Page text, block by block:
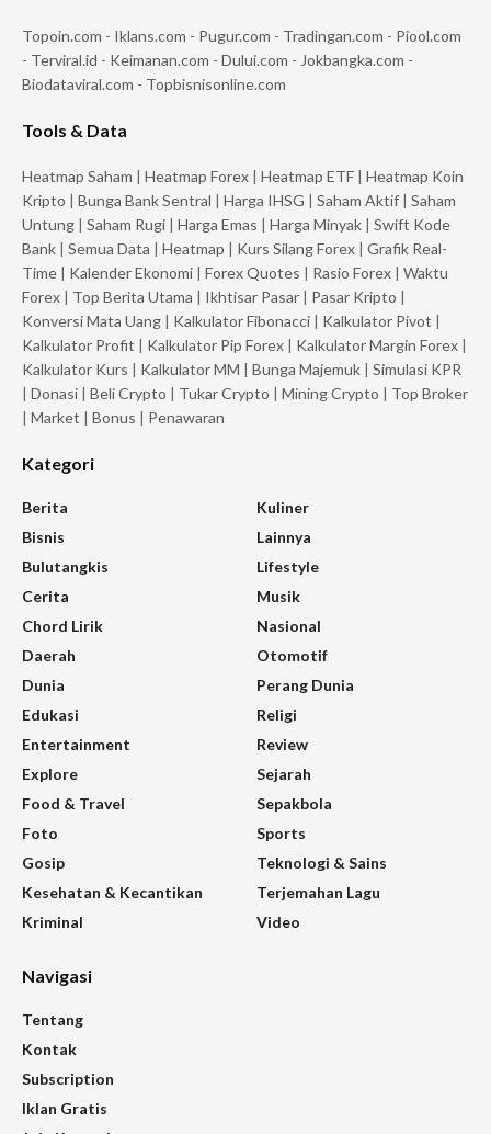
Topoin.com - Iklans.com - Pugur.com - Tradingan.com - Piool.com
- Terviral.id - Keimanan.com - Dului.com - Jokbangka.com -
Biodataviral.com - Topbisnisonline.com
Tools & Data
Heatmap Saham | Heatmap Forex | Heatmap ETF | Heatmap Koin
Kripto | Bunga Bank Sentral | Harga IHSG | Saham Aktif | Saham
Untung | Saham Rugi | Harga Emas | Harga Minyak | Swift Kode
Bank | Semua Data | Heatmap | Kurs Silang Forex | Grafik Real-
Time | Kalender Ekonomi | Forex Quotes | Rasio Forex | Waktu
Forex | Top Berita Utama | Ikhtisar Pasar | Pasar Kripto |
Konversi Mata Uang | Kalkulator Fibonacci | Kalkulator Pivot |
Kalkulator Profit | Kalkulator Pip Forex | Kalkulator Margin Forex |
Kalkulator Kurs | Kalkulator MM | Bunga Majemuk | Simulasi KPR
| Donasi | Beli Crypto | Tukar Crypto | Mining Crypto | Top Broker
| Market | Bonus | Penawaran
Kategori
Berita
Bisnis
Bulutangkis
Cerita
Chord Lirik
Daerah
Dunia
Edukasi
Entertainment
Explore
Food & Travel
Foto
Gosip
Kesehatan & Kecantikan
Kriminal
Kuliner
Lainnya
Lifestyle
Musik
Nasional
Otomotif
Perang Dunia
Religi
Review
Sejarah
Sepakbola
Sports
Teknologi & Sains
Terjemahan Lagu
Video
Navigasi
Tentang
Kontak
Subscription
Iklan Gratis